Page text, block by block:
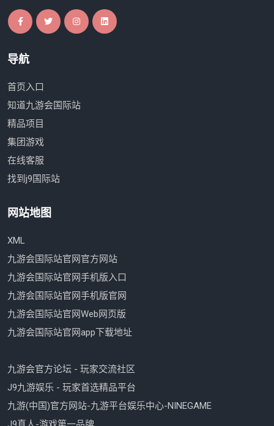
导航
首页入口
知道九游会国际站
精品项目
集团游戏
在线客服
找到j9国际站
网站地图
XML
九游会国际站官网官方网站
九游会国际站官网手机版入口
九游会国际站官网手机版官网
九游会国际站官网Web网页版
九游会国际站官网app下载地址
九游会官方论坛 - 玩家交流社区
J9九游娱乐 - 玩家首选精品平台
九游(中国)官方网站-九游平台娱乐中心-NINEGAME